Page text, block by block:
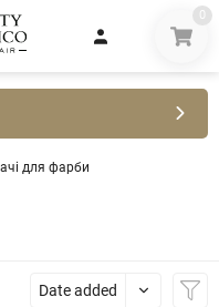
0
для фарби
Date added